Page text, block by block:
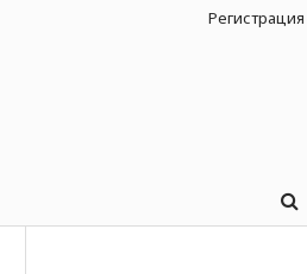
Регистрация